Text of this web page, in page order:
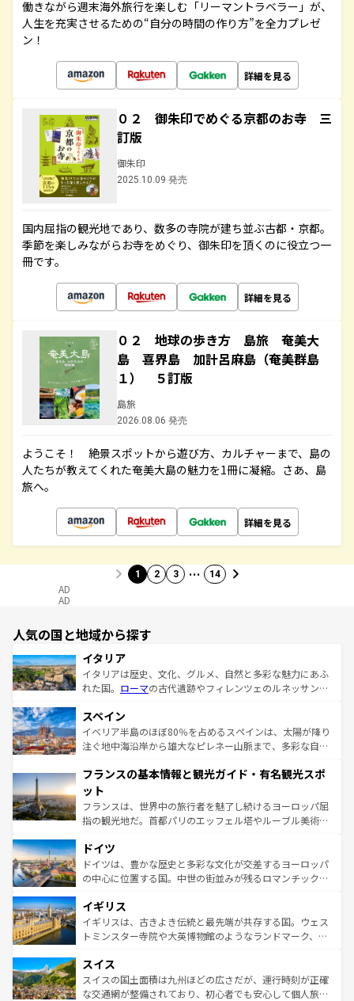
働きながら週末海外旅行を楽しむ「リーマントラベラー」が、
人生を充実させるための“自分の時間の作り方”を全力プレゼ
ン！
詳細を見る
０２ 御朱印でめぐる京都のお寺 三
訂版
御朱印
2025.10.09 発売
国内屈指の観光地であり、数多の寺院が建ち並ぶ古都・京都。
季節を楽しみながらお寺をめぐり、御朱印を頂くのに役立つ一
冊です。
詳細を見る
０２ 地球の歩き方 島旅 奄美大
島 喜界島 加計呂麻島（奄美群島
１） ５訂版
島旅
2026.08.06 発売
ようこそ！ 絶景スポットから遊び方、カルチャーまで、島の
人たちが教えてくれた奄美大島の魅力を1冊に凝縮。さあ、島
旅へ。
詳細を見る
1 2 3 … 14
AD
AD
人気の国と地域から探す
イタリア
イタリアは歴史、文化、グルメ、自然と多彩な魅力にあふ
れた国。 ローマの古代遺跡やフィレンツェのルネッサンス
ろん、トスカーナの美しい田園風景やアマルフィ海岸の絶
景など、自然景観も見逃せない。観光の合間には、本場の
ピザやパスタなど、絶品のイタリア料理を堪能することも
ませてくれるイタリアで、忘れられない旅をしてみよう！
なお、新着のイタリア情報は
しい。
スペイン
イベリア半島のほぼ80％を占めるスペインは、太陽が降り
注ぐ地中海沿岸から雄大なピレネー山脈まで、多彩な自然
文化が根付くこの国では、情熱的なフラメンコ、熱気あふ
れる闘牛、そして美味しいタパスが生活の一部となってい
る。首都マドリードの洗練された雰囲気や、バルセロナの
アートに溢れた街角から、地方では古代ローマ遺跡や中世
せる。地方によって風土や気候が異なるスペインはその個
性で訪れる人を魅了する。 なお、新着のスペイン情報は コ
ンテンツ一覧を参照してほしい。
フランスの基本情報と観光ガイド・有名観光スポ
ット
フランスは、世界中の旅行者を魅了し続けるヨーロッパ屈
指の観光地だ。首都パリのエッフェル塔やルーブル美術館
で、幅広い魅力が詰まっている。華麗な宮殿、歴史的な大
聖堂、美しいビーチ、そして豊かな自然が、訪れる者を心
から魅了する。また、フランスは美食の国としても知ら
いる。シャンパンの発祥地であるランス、プロヴァンスの
香り高いラベンダー畑など、多彩な楽しみ方が可能だ。さ
らに、パリ以外の地域にも魅力が溢れており、どの街角に
れる地方に足を運ぶとそれぞれで全く異なる文化を体験で
きるだろう。 なお、新着のフランス情報はコンテンツ一覧
を参照してほしい。
ドイツ
ドイツは、豊かな歴史と多彩な文化が交差するヨーロッパ
の中心に位置する国。中世の街並みが残るロマンチック街
顔を持つこの国は、どこを歩いても飽きることがない。ベ
ルリンの文化的活気、バイエルン州のアルプスの絶景、そ
してライン川沿いのワイン畑といった風景は必見。ビール
は、お酒好きな人にはぜひ体験してほしい。 なお、新着の
ドイツ情報はコンテンツ一覧を参照してほしい。
イギリス
イギリスは、古きよき伝統と最先端が共存する国。ウェス
トミンスター寺院や大英博物館のようなランドマーク、歴
リアごとに異なる魅力がある。また、優雅なアフタヌーン
ティー、ビール好きにはたまらない英国パブ、サッカー観
戦など、本場だからこそできる体験も豊富。イギリスを旅
スイス
スイスの国土面積は九州ほどの広さだが、運行時刻が正確
な交通網が整備されており、初心者でも安心して個人旅行